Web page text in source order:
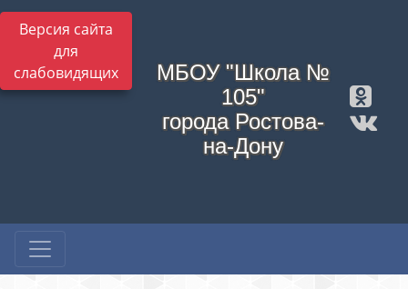
Версия сайта
для
слабовидящих
МБОУ "Школа №
105"
города Ростова-
на-Дону